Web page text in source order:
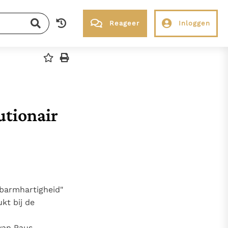
kerkelijke documenten van de Rooms
Reageer Inloggen
bij de